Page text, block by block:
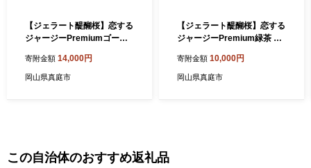
【ジェラート醍醐桜】恋する
ジャージーPremiumゴール
真庭 醍醐桜 極上スイーツ 濃
厚 プレゼント 贈答 デザート
寄附金額 14,000円
岡山県真庭市
【ジェラート醍醐桜】恋する
ジャージーPremium緑茶 6
極上スイーツ 濃厚 プレゼン
ト 贈答 デザート ギフト ジャ
寄附金額 10,000円
岡山県真庭市
この自治体のおすすめ返礼品